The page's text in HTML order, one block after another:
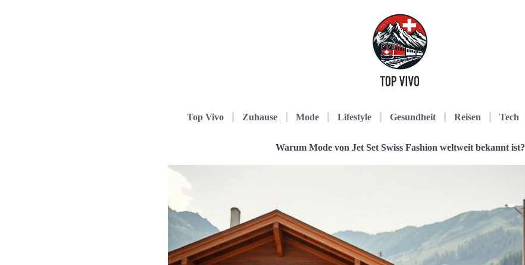
Top Vivo Zuhause Mode Lifestyle Gesundheit Reisen Tech
Warum Mode von Jet Set Swiss Fashion weltweit bekannt ist?